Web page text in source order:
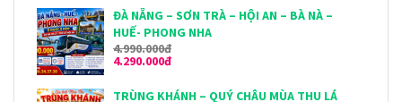
ĐÀ NẴNG – SƠN TRÀ – HỘI AN – BÀ NÀ –
HUẾ- PHONG NHA
4.990.000đ
4.290.000đ
TRÙNG KHÁNH – QUÝ CHÂU MÙA THU LÁ